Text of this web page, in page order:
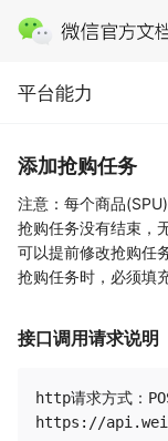
平台能力 · 商业
平台能力
添加抢购任务
注意：每个商品
抢购任务没有结束，
可以提前修改抢购任
抢购任务时，必须填
接口调用请求说明
http请求方式：